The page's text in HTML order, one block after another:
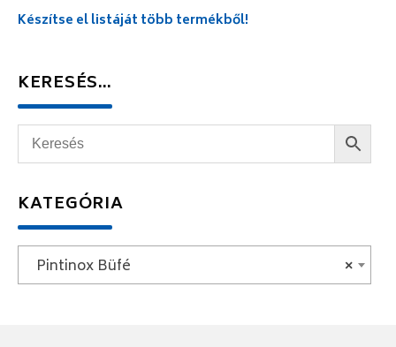
Készítse el listáját több termékből!
KERESÉS…
KATEGÓRIA
×
Pintinox Büfé